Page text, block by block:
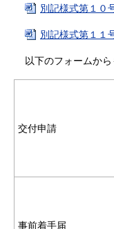
別記様式第１０
別記様式第１１
以下のフォームから
交付申請
事前着手届